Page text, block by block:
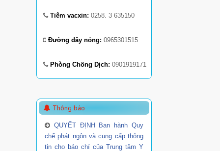
Tiêm vacxin: 0258. 3 635150
Đường dây nóng: 0965301515
Phòng Chống Dịch: 0901919171
Thông báo
QUYẾT ĐỊNH Ban hành Quy
chế phát ngôn và cung cấp thông
tin cho báo chí của Trung tâm Y